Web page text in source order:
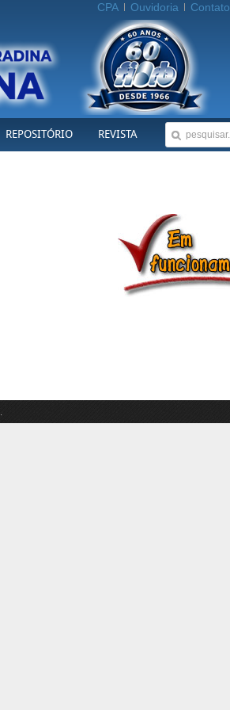
CPA Ouvidoria Contato
REPOSITÓRIO REVISTA